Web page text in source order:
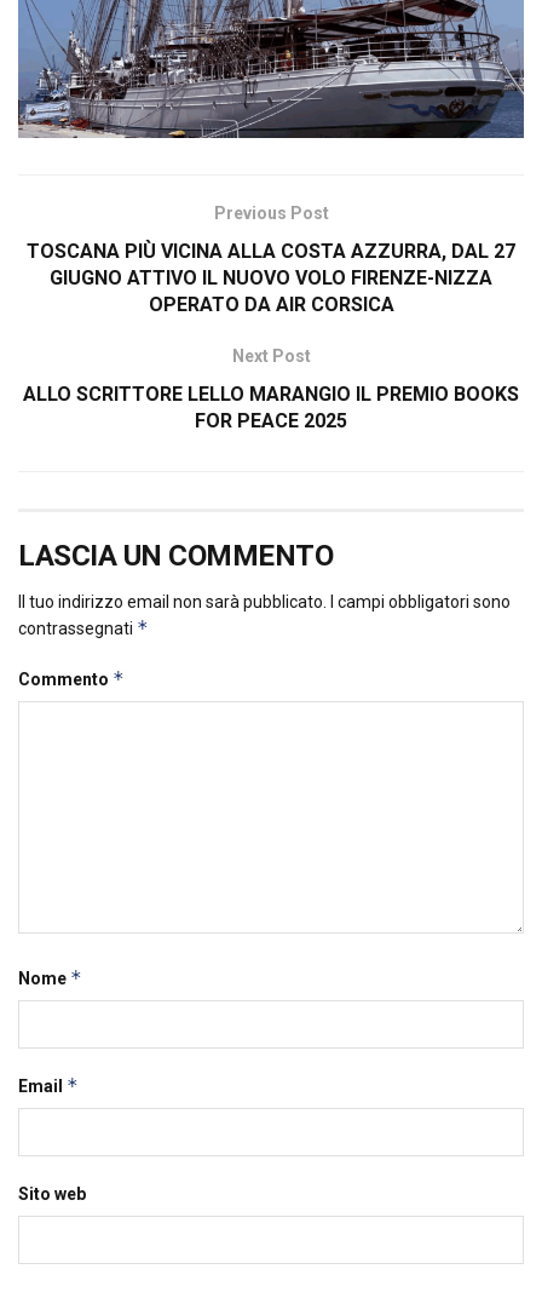
Previous Post
TOSCANA PIÙ VICINA ALLA COSTA AZZURRA, DAL 27
GIUGNO ATTIVO IL NUOVO VOLO FIRENZE-NIZZA
OPERATO DA AIR CORSICA
Next Post
ALLO SCRITTORE LELLO MARANGIO IL PREMIO BOOKS
FOR PEACE 2025
LASCIA UN COMMENTO
Il tuo indirizzo email non sarà pubblicato.
I campi obbligatori sono
contrassegnati *
Commento *
Nome *
Email *
Sito web